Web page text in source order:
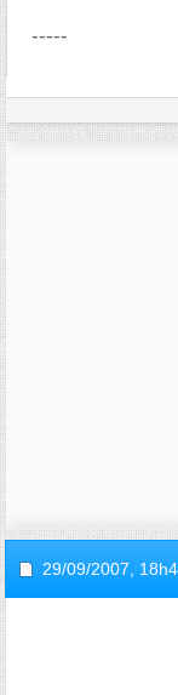
-----
29/09/2007,